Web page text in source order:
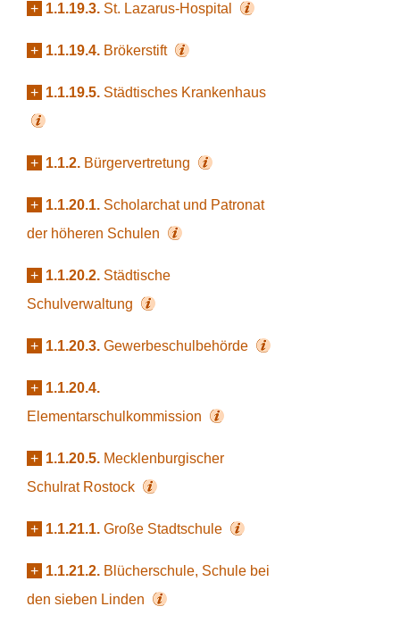
+ 1.1.19.3. St. Lazarus-Hospital
+ 1.1.19.4. Brökerstift
+ 1.1.19.5. Städtisches Krankenhaus
+ 1.1.2. Bürgervertretung
+ 1.1.20.1. Scholarchat und Patronat
der höheren Schulen
+ 1.1.20.2. Städtische
Schulverwaltung
+ 1.1.20.3. Gewerbeschulbehörde
+ 1.1.20.4.
Elementarschulkommission
+ 1.1.20.5. Mecklenburgischer
Schulrat Rostock
+ 1.1.21.1. Große Stadtschule
+ 1.1.21.2. Blücherschule, Schule bei
den sieben Linden